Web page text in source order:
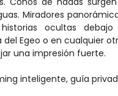
Miradores
historias ocultas
Egeo o en cualquier
una impresión fuerte.
inteligente, guía